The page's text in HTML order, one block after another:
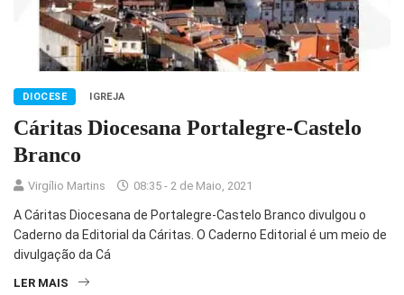
DIOCESE IGREJA
Cáritas Diocesana Portalegre-Castelo
Branco
Virgílio Martins 08:35 - 2 de Maio, 2021
A Cáritas Diocesana de Portalegre-Castelo Branco divulgou o
Caderno da Editorial da Cáritas. O Caderno Editorial é um meio de
divulgação da Cá
LER MAIS